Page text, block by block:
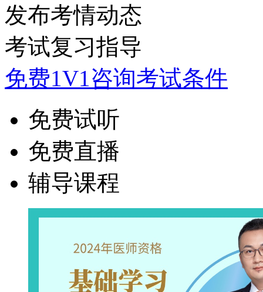
发布考情动态
考试复习指导
免费1V1咨询考试条件
免费试听
免费直播
辅导课程